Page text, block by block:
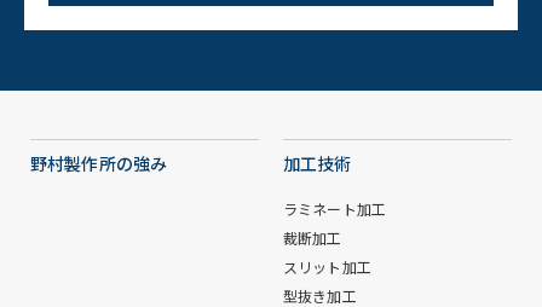
野村製作所の強み 加工技術
ラミネート加工
裁断加工
スリット加工
型抜き加工